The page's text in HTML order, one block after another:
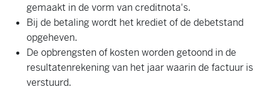
gemaakt in de vorm van creditnota's.
Bij de betaling wordt het krediet of de debetstand
opgeheven.
De opbrengsten of kosten worden getoond in de
resultatenrekening van het jaar waarin de factuur is
verstuurd.